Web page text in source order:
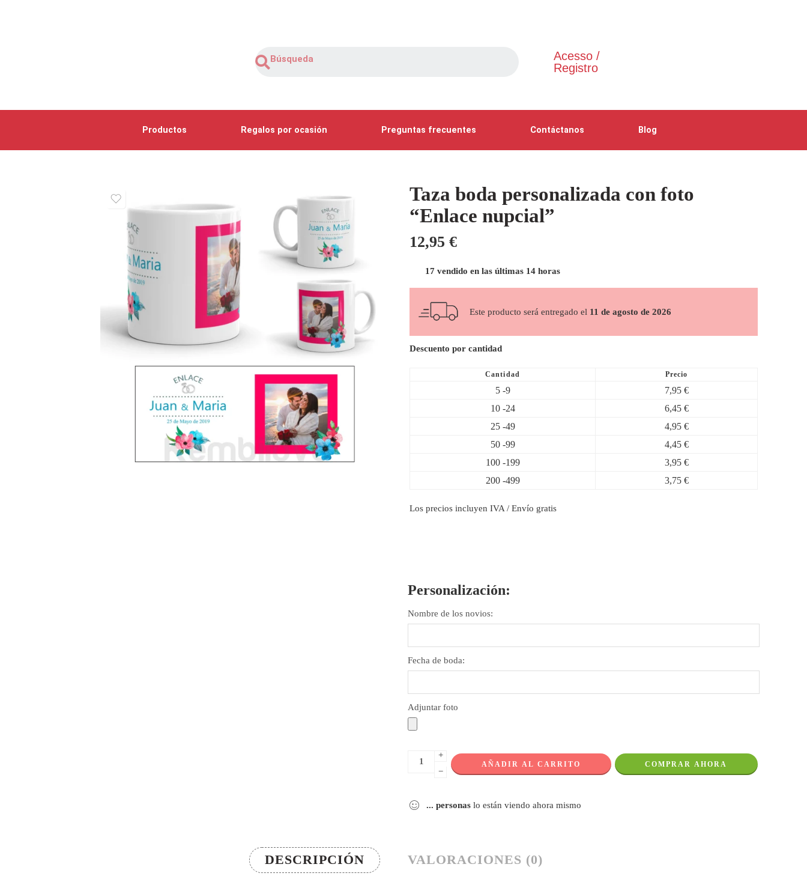
Acesso /
Registro
Productos Regalos por ocasión Preguntas frecuentes Contáctanos Blog
Taza boda personalizada con foto
“Enlace nupcial”
12,95 €
17 vendido en las últimas 14 horas
Este producto será entregado el 11 de agosto de 2026
Descuento por cantidad
Cantidad Precio
5 -9 7,95 €
10 -24
6,45 €
25 -49
4,95 €
50 -99
4,45 €
100 -199
3,95 €
200 -499
3,75 €
Los precios incluyen IVA / Envío gratis
Personalización:
Nombre de los novios:
Fecha de boda:
Adjuntar foto
+
−
AÑADIR AL CARRITO COMPRAR AHORA
... personas lo están viendo ahora mismo
DESCRIPCIÓN VALORACIONES (0)